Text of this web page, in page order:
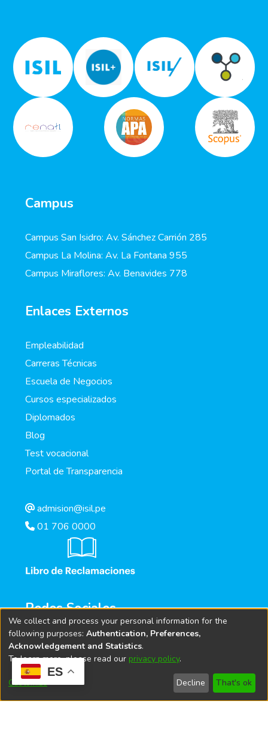
ES
Campus
Campus San Isidro: Av. Sánchez Carrión 285
Campus La Molina: Av. La Fontana 955
Campus Miraflores: Av. Benavides 778
Enlaces Externos
Empleabilidad
Carreras Técnicas
Escuela de Negocios
Cursos especializados
Diplomados
Blog
Test vocacional
Portal de Transparencia
admision@isil.pe
01 706 0000
Redes Sociales
We collect and process your personal information for the
following purposes: Authentication, Preferences,
Acknowledgement and Statistics.
To learn more, please read our privacy policy.
Customize Decline That's ok